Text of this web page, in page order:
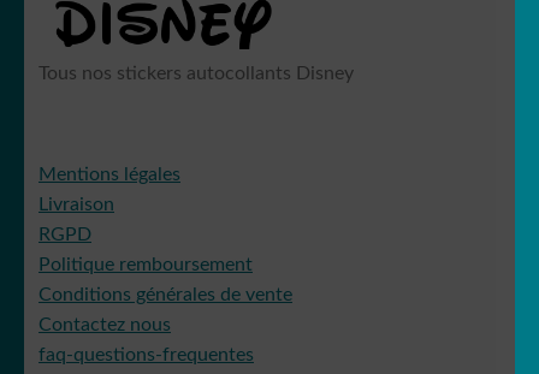
Tous nos stickers autocollants Disney
Mentions légales
Livraison
RGPD
Politique remboursement
Conditions générales de vente
Contactez nous
faq-questions-frequentes